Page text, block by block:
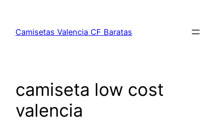
contenido
Camisetas Valencia CF Baratas
camiseta low cost
valencia